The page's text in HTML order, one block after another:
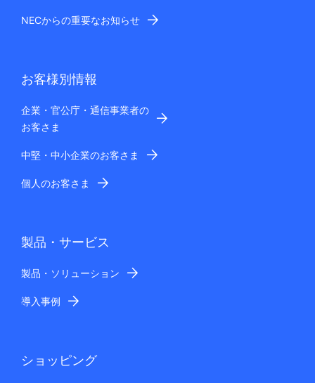
NECからの重要なお知らせ
お客様別情報
企業・官公庁・通信事業者の
お客さま
中堅・中小企業のお客さま
個人のお客さま
製品・サービス
製品・ソリューション
導入事例
ショッピング